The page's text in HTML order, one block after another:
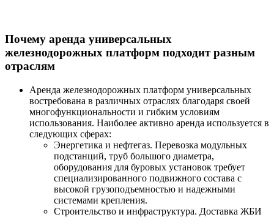
Почему аренда универсальных
железнодорожных платформ подходит разным
отраслям
Аренда железнодорожных платформ универсальных
востребована в различных отраслях благодаря своей
многофункциональности и гибким условиям
использования. Наиболее активно аренда используется в
следующих сферах:
Энергетика и нефтегаз. Перевозка модульных
подстанций, труб большого диаметра,
оборудования для буровых установок требует
специализированного подвижного состава с
высокой грузоподъемностью и надежными
системами крепления.
Строительство и инфраструктура. Доставка ЖБИ